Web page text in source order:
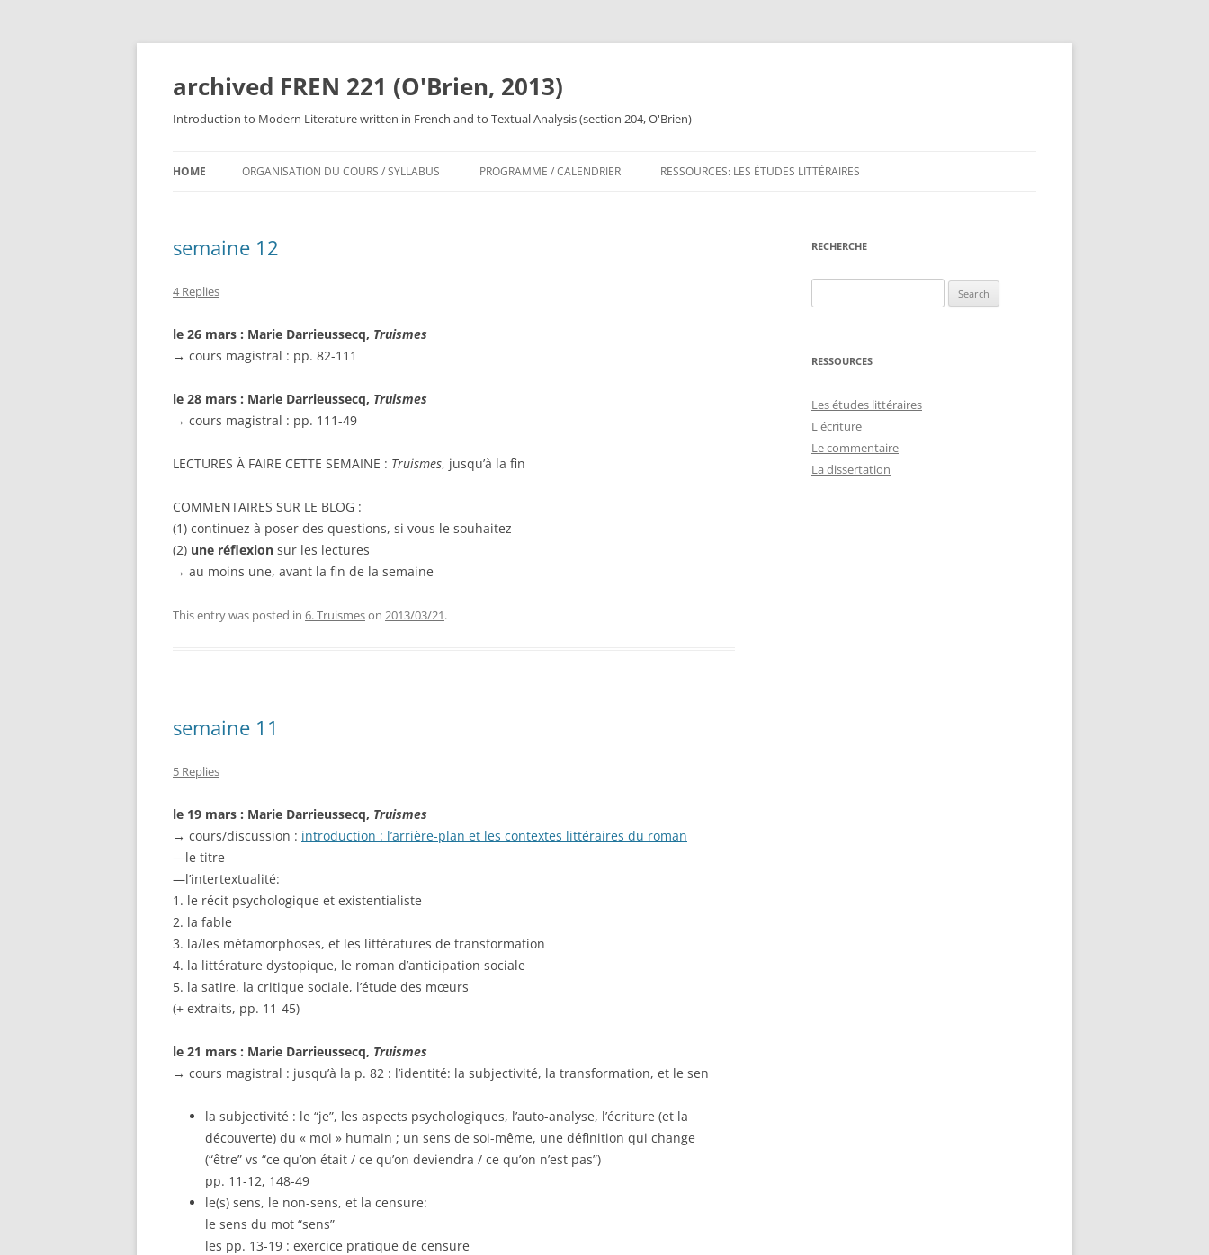
Skip
content
archived FREN 221 (O'Brien, 2013)
Introduction to Modern Literature written in French and to Textual Analysis (section 204, O'Brien)
HOME ORGANISATION DU COURS / SYLLABUS
OBJECTIFS & ATTENTES
PROGRAMME / CALENDRIER RESSOURCES: LES ÉTUDES LITTÉRAIRES
RESSOURCES: LE COMMENTAIRE
RESSOURCES: LA DISSERTATION
semaine 12
4 Replies
le 26 mars : Marie Darrieussecq, Truismes
→ cours magistral : pp. 82-111
le 28 mars : Marie Darrieussecq, Truismes
→ cours magistral : pp. 111-49
LECTURES À FAIRE CETTE SEMAINE : Truismes, jusqu’à la fin
COMMENTAIRES SUR LE BLOG :
(1) continuez à poser des questions, si vous le souhaitez
(2) une réflexion sur les lectures
→ au moins une, avant la fin de la semaine
This entry was posted in 6. Truismeson 2013/03/21.
semaine 11
5 Replies
le 19 mars : Marie Darrieussecq, Truismes
→ cours/discussion : introduction : l’arrière-plan et les contextes littéraires du roman
—le titre
—l’intertextualité:
1. le récit psychologique et existentialiste
2. la fable
3. la/les métamorphoses, et les littératures de transformation
4. la littérature dystopique, le roman d’anticipation sociale
5. la satire, la critique sociale, l’étude des mœurs
(+ extraits, pp. 11-45)
le 21 mars : Marie Darrieussecq, Truismes
→ cours magistral : jusqu’à la p. 82 : l’identité: la subjectivité, la transformation, et le sen
la subjectivité : le “je”, les aspects psychologiques, l’auto-analyse, l’écriture (et la
découverte) du « moi » humain ; un sens de soi-même, une définition qui change
(“être” vs “ce qu’on était / ce qu’on deviendra / ce qu’on n’est pas”)
pp. 11-12, 148-49
le(s) sens, le non-sens, et la censure:
le sens du mot “sens”
les pp. 13-19 : exercice pratique de censure
RECHERCHE
for:
RESSOURCES
Les études littéraires
L'écriture
Le commentaire
La dissertation